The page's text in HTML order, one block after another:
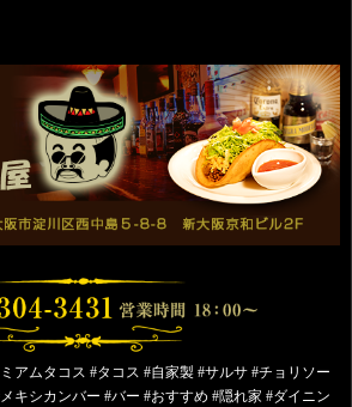
アムタコス #タコス #自家製 #サルサ #チョリソー
キシカンバー #バー #おすすめ #隠れ家 #ダイニン